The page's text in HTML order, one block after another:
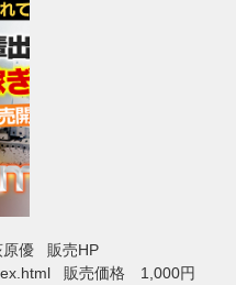
原優 販売HP
販売価格 1,000円